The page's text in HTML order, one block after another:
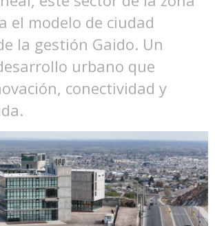
el modelo de ciudad
la gestión Gaido. Un
urbano que
conectividad y